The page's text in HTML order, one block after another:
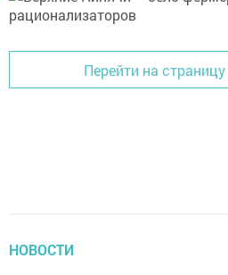
Перейти на
НОВОСТИ